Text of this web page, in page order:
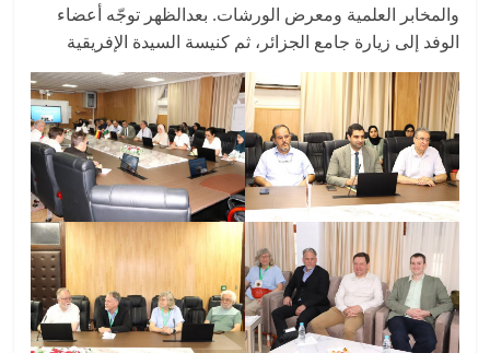
والمخابر العلمية ومعرض الورشات. بعدالظهر توجّه أعضاء
الوفد إلى زيارة جامع الجزائر، ثم كنيسة السيدة الإفريقية